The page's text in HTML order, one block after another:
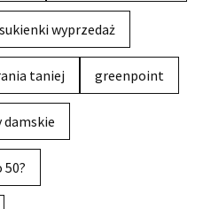
wyprzedaż
taniej greenpoint
damskie